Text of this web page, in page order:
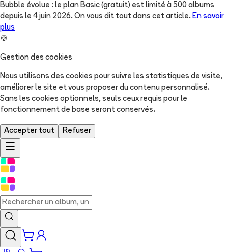
Bubble évolue : le plan Basic (gratuit) est limité à 500 albums
depuis le 4 juin 2026. On vous dit tout dans cet article. En savoir
plus
🍪
Gestion des cookies
Nous utilisons des cookies pour suivre les statistiques de visite,
améliorer le site et vous proposer du contenu personnalisé.
Sans les cookies optionnels, seuls ceux requis pour le
fonctionnement de base seront conservés.
Accepter tout Refuser